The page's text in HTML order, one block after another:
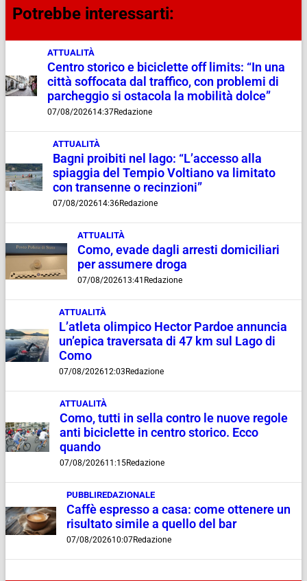
Potrebbe interessarti:
ATTUALITÀ
Centro storico e biciclette off limits: “In una
città soffocata dal traffico, con problemi di
parcheggio si ostacola la mobilità dolce”
07/08/202614:37Redazione
ATTUALITÀ
Bagni proibiti nel lago: “L’accesso alla
spiaggia del Tempio Voltiano va limitato
con transenne o recinzioni”
07/08/202614:36Redazione
ATTUALITÀ
Como, evade dagli arresti domiciliari
per assumere droga
07/08/202613:41 Redazione
ATTUALITÀ
L’atleta olimpico Hector Pardoe annuncia
un’epica traversata di 47 km sul Lago di
Como
07/08/202612:03 Redazione
ATTUALITÀ
Como, tutti in sella contro le nuove regole
anti biciclette in centro storico. Ecco
quando
07/08/202611:15Redazione
PUBBLIREDAZIONALE
Caffè espresso a casa: come ottenere un
risultato simile a quello del bar
07/08/202610:07Redazione